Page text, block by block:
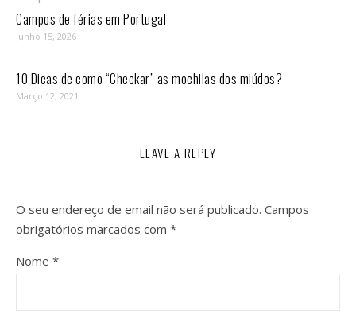
Campos de férias em Portugal
Junho 15, 2026
10 Dicas de como “Checkar” as mochilas dos miúdos?
Março 12, 2021
LEAVE A REPLY
O seu endereço de email não será publicado. Campos
obrigatórios marcados com *
Nome *